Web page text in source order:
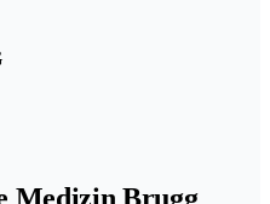
Medizin Brugg